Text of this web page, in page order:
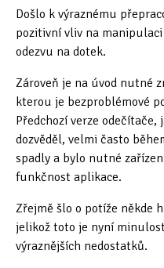
Hledání
Pracuji zrakem a
Služby(115)
Software(503)
Asistivní software
Běžný software (284)
Tipy & triky
Došlo k výraznému
pozitivní vliv na
odezvu na dotek.
Zároveň je na úvod nutné
kterou je bezproblémové
Předchozí verze odečítače,
dozvěděl, velmi často
spadly a bylo nutné
funkčnost aplikace.
Zřejmě šlo o potíže někde
jelikož toto je nyní
výraznějších nedostatků.